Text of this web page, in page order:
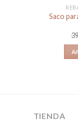
Saco
TIENDA